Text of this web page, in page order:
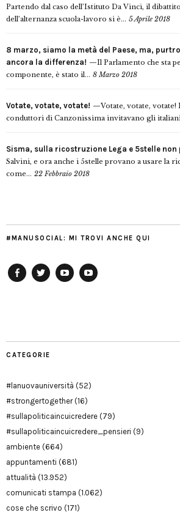
Partendo dal caso dell’Istituto Da Vinci, il
dell’alternanza scuola-lavoro si è... 5 Aprile 2018
8 marzo, siamo la metà del Paese, ma,
ancora la differenza!
Il Parlamento che sta
componente, è stato il... 8 Marzo 2018
Votate, votate, votate!
Votate, votate,
conduttori di Canzonissima invitavano gli italiani
Sisma, sulla ricostruzione Lega e 5stelle non
Salvini, e ora anche i 5stelle provano a usare la
come... 22 Febbraio 2018
#MANUSOCIAL: MI TROVI ANCHE QUI
CATEGORIE
#lanuovauniversità (52)
#strongertogether(16)
#sullapoliticaincuicredere (79)
#sullapoliticaincuicredere_pensieri (9)
ambiente (664)
appuntamenti (681)
attualità (13.952)
comunicati stampa (1.062)
cose che scrivo (171)